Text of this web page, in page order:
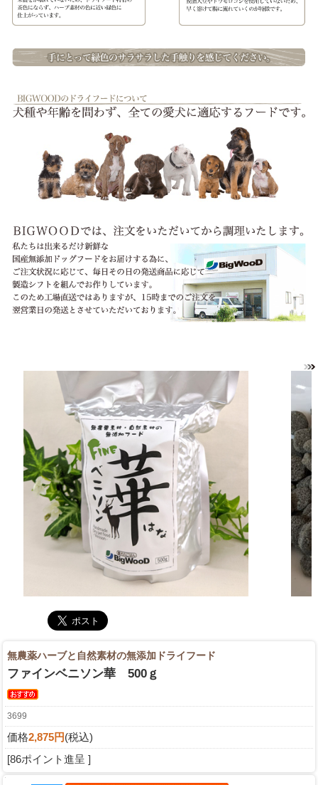
無農薬ハーブと自然素材の無添加ドライフード
ファインベニソン華 500ｇ
3699
価格2,875円(税込)
[86ポイント進呈 ]